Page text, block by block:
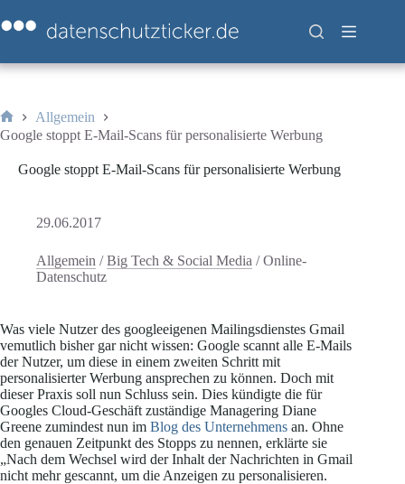
Inhalt
springen
Start
Allgemein
Google stoppt E-Mail-Scans für personalisierte Werbung
Google stoppt E-Mail-Scans für personalisierte Werbung
29.06.2017
Allgemein /Big Tech & Social Media /Online-
Datenschutz
Was viele Nutzer des googleeigenen Mailingsdienstes Gmail
vemutlich bisher gar nicht wissen: Google scannt alle E-Mails
der Nutzer, um diese in einem zweiten Schritt mit
personalisierter Werbung ansprechen zu können. Doch mit
dieser Praxis soll nun Schluss sein. Dies kündigte die für
Googles Cloud-Geschäft zuständige Managering Diane
Greene zumindest nun im Blog des Unternehmens an. Ohne
den genauen Zeitpunkt des Stopps zu nennen, erklärte sie
„Nach dem Wechsel wird der Inhalt der Nachrichten in Gmail
nicht mehr gescannt, um die Anzeigen zu personalisieren.